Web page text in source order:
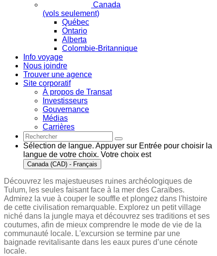
Canada
(vols seulement)
Québec
Ontario
Alberta
Colombie-Britannique
Info voyage
Nous joindre
Trouver une agence
Site corporatif
À propos de Transat
Investisseurs
Gouvernance
Médias
Carrières
Sélection de langue. Appuyer sur Entrée pour choisir la
langue de votre choix. Votre choix est
Canada (CAD) - Français
Découvrez les majestueuses ruines archéologiques de
Tulum, les seules faisant face à la mer des Caraïbes.
Admirez la vue à couper le souffle et plongez dans l'histoire
de cette civilisation remarquable. Explorez un petit village
niché dans la jungle maya et découvrez ses traditions et ses
coutumes, afin de mieux comprendre le mode de vie de la
communauté locale. L'excursion se termine par une
baignade revitalisante dans les eaux pures d’une cénote
locale.